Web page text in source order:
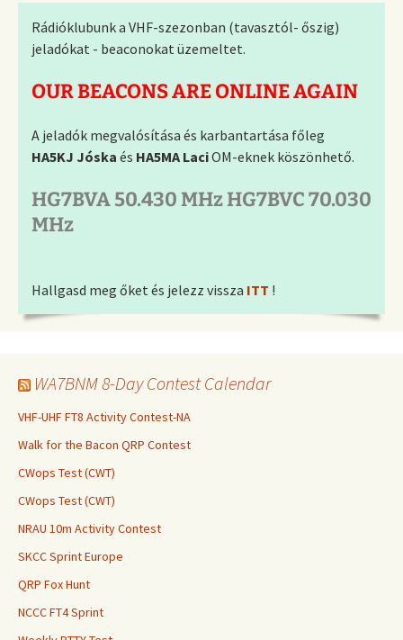
Rádióklubunk a VHF-szezonban (tavasztól- őszig)
jeladókat - beaconokat üzemeltet.
OUR BEACONS ARE ONLINE AGAIN
A jeladók megvalósítása és karbantartása főleg
HA5KJ Jóska és HA5MA LaciOM-eknek köszönhető.
HG7BVA 50.430 MHz HG7BVC 70.030
MHz
Hallgasd meg őket és jelezz vissza ITT !
WA7BNM 8-Day Contest Calendar
VHF-UHF FT8 Activity Contest-NA
Walk for the Bacon QRP Contest
CWops Test (CWT)
CWops Test (CWT)
NRAU 10m Activity Contest
SKCC Sprint Europe
QRP Fox Hunt
NCCC FT4 Sprint